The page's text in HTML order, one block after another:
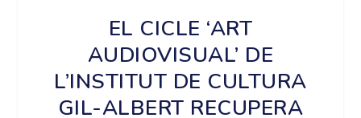
EL CICLE ‘ART
AUDIOVISUAL’ DE
L’INSTITUT DE CULTURA
GIL-ALBERT RECUPERA